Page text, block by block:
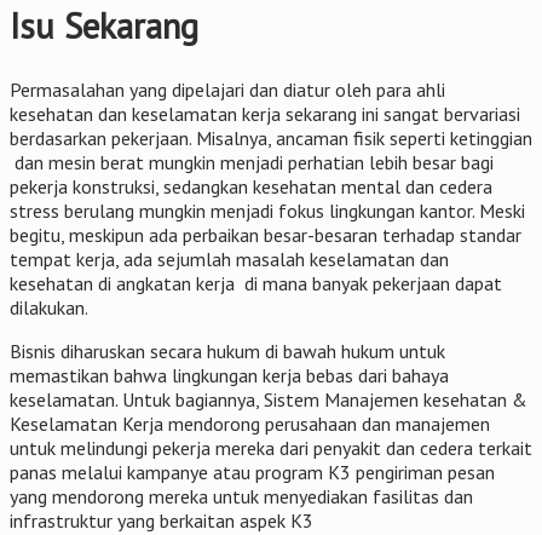
Isu Sekarang
Permasalahan yang dipelajari dan diatur oleh para ahli
kesehatan dan keselamatan kerja sekarang ini sangat bervariasi
berdasarkan pekerjaan. Misalnya, ancaman fisik seperti ketinggian
dan mesin berat mungkin menjadi perhatian lebih besar bagi
pekerja konstruksi, sedangkan kesehatan mental dan cedera
stress berulang mungkin menjadi fokus lingkungan kantor. Meski
begitu, meskipun ada perbaikan besar-besaran terhadap standar
tempat kerja, ada sejumlah masalah keselamatan dan
kesehatan di angkatan kerja di mana banyak pekerjaan dapat
dilakukan.
Bisnis diharuskan secara hukum di bawah hukum untuk
memastikan bahwa lingkungan kerja bebas dari bahaya
keselamatan. Untuk bagiannya, Sistem Manajemen kesehatan &
Keselamatan Kerja mendorong perusahaan dan manajemen
untuk melindungi pekerja mereka dari penyakit dan cedera terkait
panas melalui kampanye atau program K3 pengiriman pesan
yang mendorong mereka untuk menyediakan fasilitas dan
infrastruktur yang berkaitan aspek K3